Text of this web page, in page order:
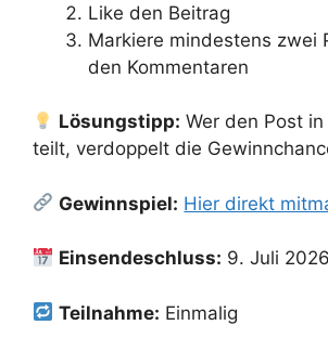
Like den Beitrag
Markiere mindestens zwei
den Kommentaren
Lösungstipp: Wer den Post
teilt, verdoppelt die
Gewinnspiel: Hier direkt
Einsendeschluss: 9. Juli 2026
Teilnahme: Einmalig